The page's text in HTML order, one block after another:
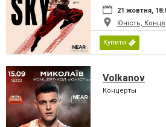
21 жовтня,
Юність,
Купити
Volkanov
Концерты